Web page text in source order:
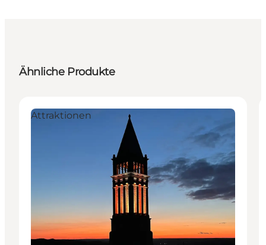
Ähnliche Produkte
Attraktionen